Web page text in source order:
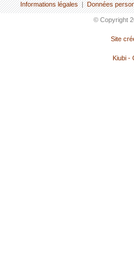
Informations légales | Données
© Copyright
Site
Kiubi -